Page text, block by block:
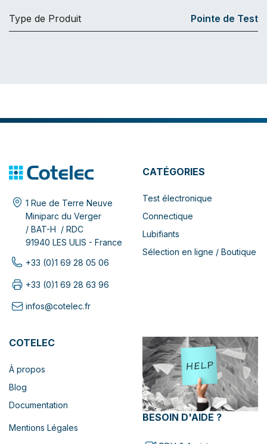
Type de Produit Pointe de Test
1 Rue de Terre Neuve
Miniparc du Verger
/ BAT-H / RDC
91940 LES ULIS - France
+33 (0)1 69 28 05 06
+33 (0)1 69 28 63 96
infos@cotelec.fr
CATÉGORIES
Test électronique
Connectique
Lubifiants
Sélection en ligne / Boutique
COTELEC
À propos
Blog
Documentation
Mentions Légales
BESOIN D'AIDE ?